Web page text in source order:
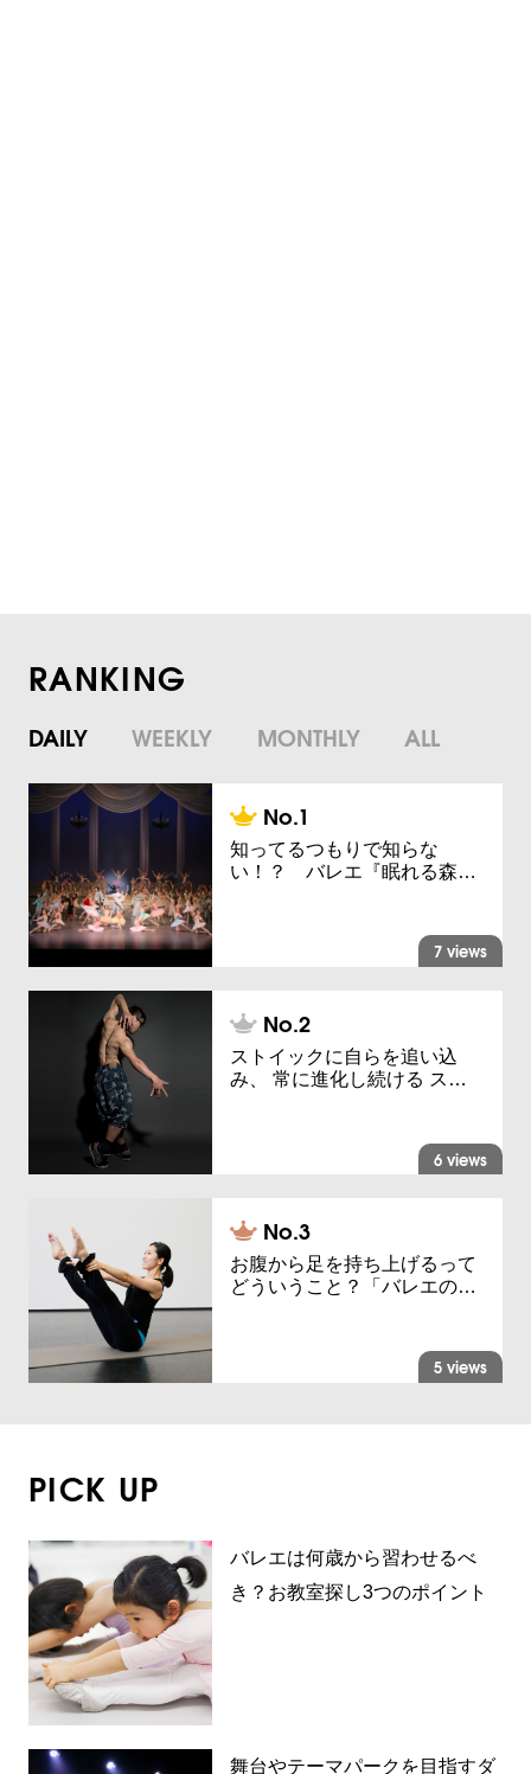
RANKING
DAILY WEEKLY MONTHLY ALL
知ってるつもりで知らな
い！？ バレエ『眠れる森…
7 views
ストイックに自らを追い込
み、 常に進化し続ける ス…
6 views
お腹から足を持ち上げるって
どういうこと？「バレエの…
5 views
PICK UP
バレエは何歳から習わせるべ
き？お教室探し3つのポイント
舞台やテーマパークを目指すダ